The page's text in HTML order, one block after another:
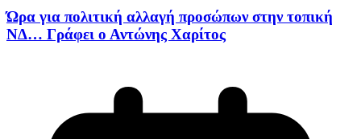
Ώρα για πολιτική αλλαγή προσώπων στην τοπική
ΝΔ… Γράφει ο Αντώνης Χαρίτος